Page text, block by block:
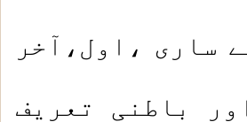
ساری ،اول،آخر
باطنی تعریف